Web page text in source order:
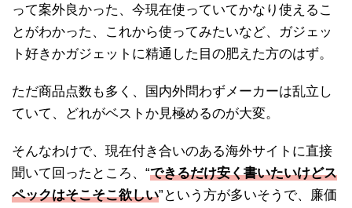
って案外良かった、今現在使っていてかなり使えるこ
とがわかった、これから使ってみたいなど、ガジェッ
ト好きかガジェットに精通した目の肥えた方のはず。
ただ商品点数も多く、国内外問わずメーカーは乱立し
ていて、どれがベストか見極めるのが大変。
そんなわけで、現在付き合いのある海外サイトに直接
聞いて回ったところ、“できるだけ安く書いたいけどス
ペックはそこそこ欲しい”という方が多いそうで、廉価